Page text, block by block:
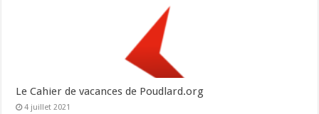
Le Cahier de vacances de Poudlard.org
4 juillet 2021